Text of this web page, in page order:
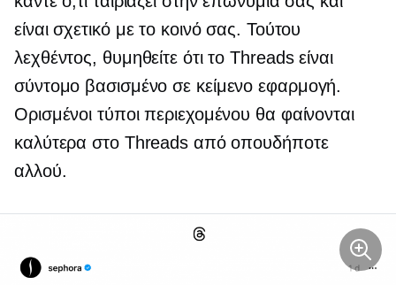
είναι σχετικό με το κοινό σας. Τούτου
λεχθέντος, θυμηθείτε ότι το Threads είναι
σύντομο βασισμένο σε κείμενο εφαρμογή.
Ορισμένοι τύποι περιεχομένου θα φαίνονται
καλύτερα στο Threads από οπουδήποτε
αλλού.